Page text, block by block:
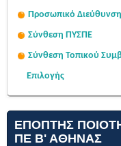
Προσωπικό
Σύνθεση ΠΥΣΠΕ
Σύνθεση Τοπικού
Επιλογής
ΕΠΌΠΤΗΣ
ΠΕ Β' ΑΘΉΝΑΣ